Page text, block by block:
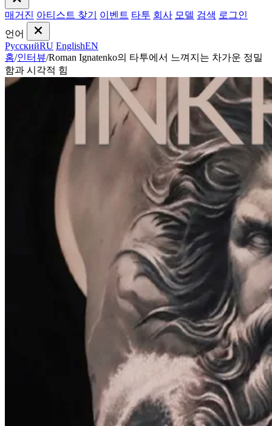
매거진 아티스트 찾기 이벤트 타투 회사 모델 검색 로그인
언어
РусскийRU EnglishEN
홈/인터뷰/Roman Ignatenko의 타투에서 느껴지는 차가운 정밀
함과 시각적 힘